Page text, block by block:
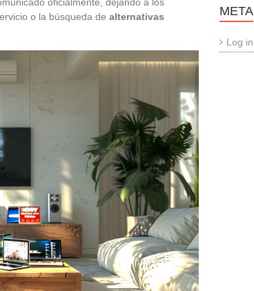
o la búsqueda de alternativas
META
Log in